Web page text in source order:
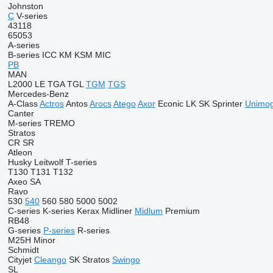
Johnston
C V-series
43118
65053
A-series
B-series ICC KM KSM MIC
PB
MAN
L2000 LE TGA TGL TGM TGS
Mercedes-Benz
A-Class Actros Antos Arocs Atego Axor Econic LK SK Sprinter
Canter
M-series TREMO
Stratos
CR SR
Atleon
Husky Leitwolf T-series
T130 T131 T132
Axeo SA
Ravo
530 540 560 580 5000 5002
C-series K-series Kerax Midliner Midlum Premium
RB48
G-series P-series R-series
M25H Minor
Schmidt
Cityjet Cleango SK Stratos Swingo
SL